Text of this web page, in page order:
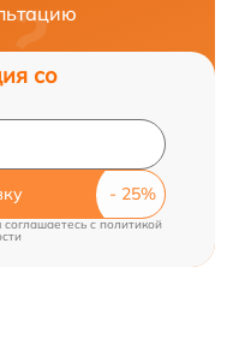
со
соглашаетесь cполитикой